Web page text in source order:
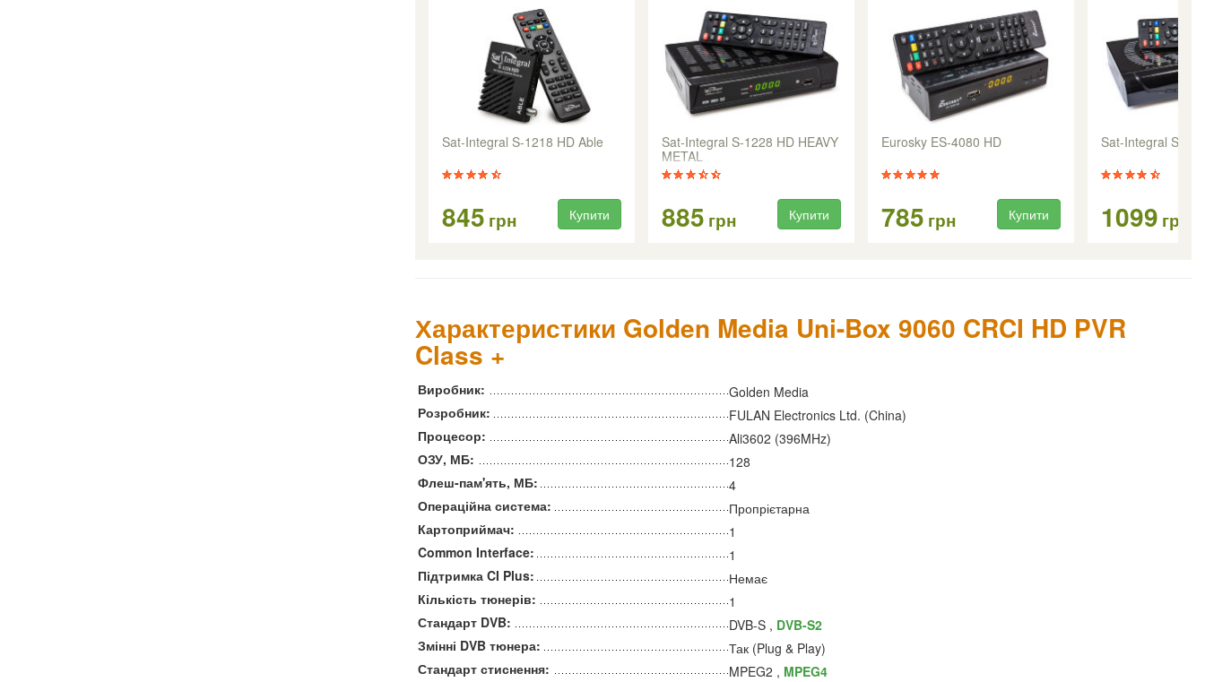
Sat-Integral S-1218 HD Able
845 грн Купити
Sat-Integral S-1228 HD HEAVY
METAL
885 грн Купити
Eurosky ES-4080 HD
785 грн Купити
Sat-Integral S-
1099 грн
Характеристики Golden Media Uni-Box 9060 CRCI HD PVR
Class +
Виробник:
Golden Media
Розробник:
FULAN Electronics Ltd. (China)
Процесор:
Ali3602 (396MHz)
ОЗУ, МБ:
128
Флеш-пам'ять, МБ:
4
Операційна система:
Пропрієтарна
Картоприймач:
1
Common Interface:
1
Підтримка CI Plus:
Немає
Кількість тюнерів:
1
Стандарт DVB:
DVB-S , DVB-S2
Змінні DVB тюнера:
Так (Plug & Play)
Стандарт стиснення:
MPEG2 , MPEG4